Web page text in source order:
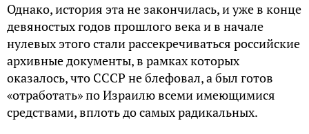
Однако, история эта не закончилась, и уже в конце
девяностых годов прошлого века и в начале
нулевых этого стали рассекречиваться российские
архивные документы, в рамках которых
оказалось, что СССР не блефовал, а был готов
«отработать» по Израилю всеми имеющимися
средствами, вплоть до самых радикальных.